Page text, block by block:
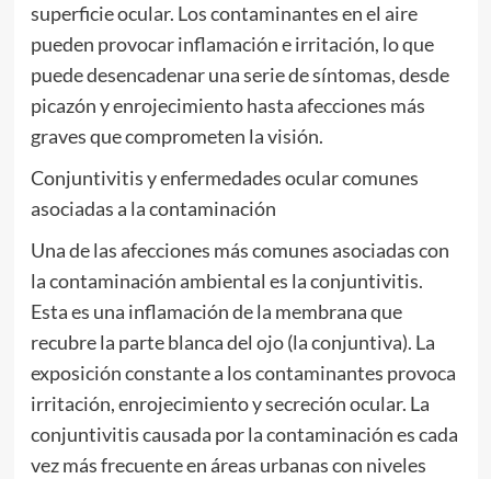
superficie ocular. Los contaminantes en el aire
pueden provocar inflamación e irritación, lo que
puede desencadenar una serie de síntomas, desde
picazón y enrojecimiento hasta afecciones más
graves que comprometen la visión.
Conjuntivitis y enfermedades ocular comunes
asociadas a la contaminación
Una de las afecciones más comunes asociadas con
la contaminación ambiental es la conjuntivitis.
Esta es una inflamación de la membrana que
recubre la parte blanca del ojo (la conjuntiva). La
exposición constante a los contaminantes provoca
irritación, enrojecimiento y secreción ocular. La
conjuntivitis causada por la contaminación es cada
vez más frecuente en áreas urbanas con niveles